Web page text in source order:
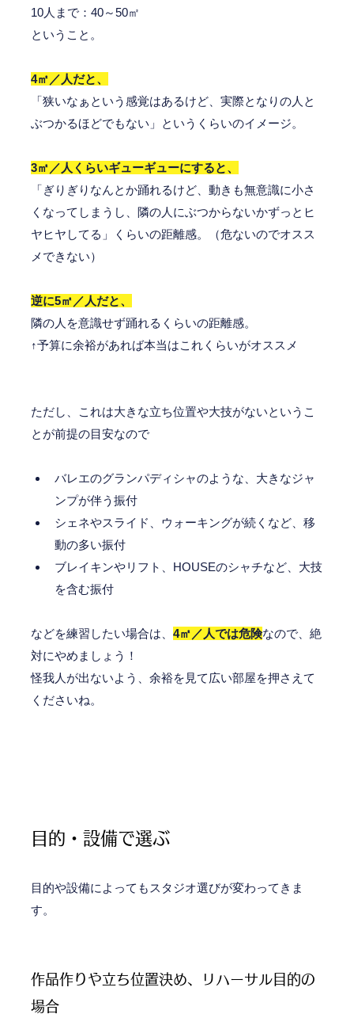
10人まで：40～50㎡
ということ。
4㎡／人だと、
「狭いなぁという感覚はあるけど、実際となりの人と
ぶつかるほどでもない」というくらいのイメージ。
3㎡／人くらいギューギューにすると、
「ぎりぎりなんとか踊れるけど、動きも無意識に小さ
くなってしまうし、隣の人にぶつからないかずっとヒ
ヤヒヤしてる」くらいの距離感。（危ないのでオスス
メできない）
逆に5㎡／人だと、
隣の人を意識せず踊れるくらいの距離感。
↑予算に余裕があれば本当はこれくらいがオススメ
ただし、これは大きな立ち位置や大技がないというこ
とが前提の目安なので
バレエのグランパディシャのような、大きなジャ
ンプが伴う振付
シェネやスライド、ウォーキングが続くなど、移
動の多い振付
ブレイキンやリフト、HOUSEのシャチなど、大技
を含む振付
などを練習したい場合は、 4㎡／人では危険なので、絶
対にやめましょう！
怪我人が出ないよう、余裕を見て広い部屋を押さえて
くださいね。
目的・設備で選ぶ
目的や設備によってもスタジオ選びが変わってきま
す。
作品作りや立ち位置決め、リハーサル目的の
場合